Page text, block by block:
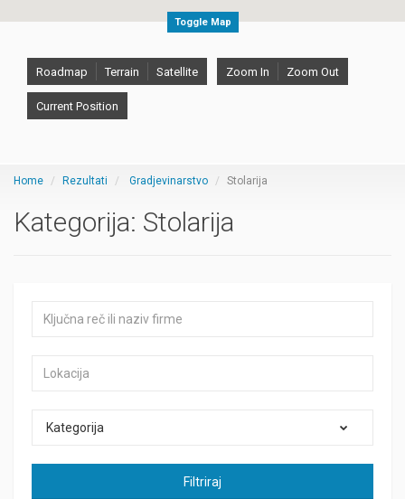
Toggle Map
Roadmap Terrain Satellite Zoom In Zoom Out
Current Position
Home Rezultati Gradjevinarstvo Stolarija
Kategorija: Stolarija
Kategorija
Filtriraj